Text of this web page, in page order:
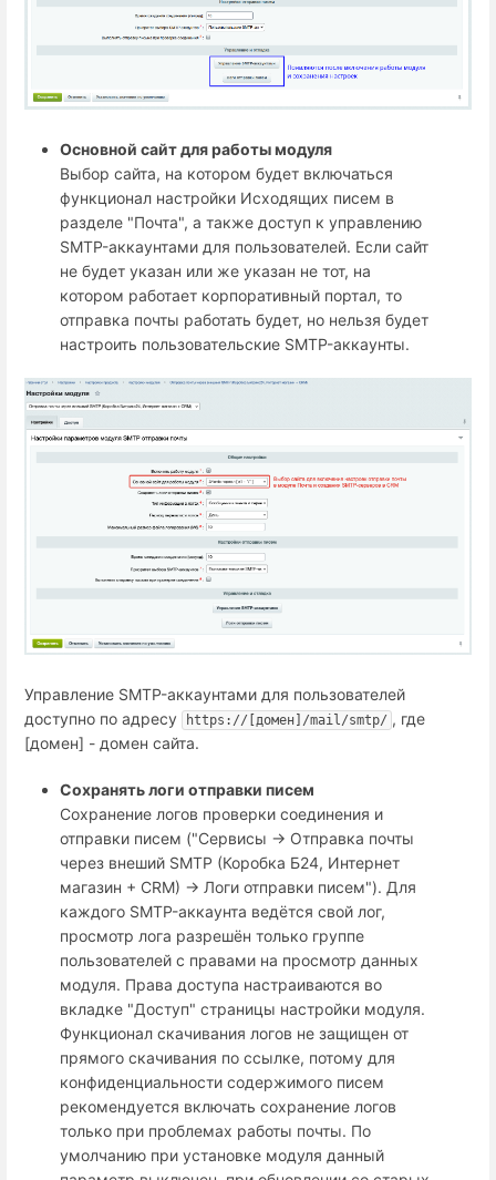
Основной сайт для работы модуля
Выбор сайта, на котором будет включаться
функционал настройки Исходящих писем в
разделе "Почта", а также доступ к управлению
SMTP-аккаунтами для пользователей. Если сайт
не будет указан или же указан не тот, на
котором работает корпоративный портал, то
отправка почты работать будет, но нельзя будет
настроить пользовательские SMTP-аккаунты.
Управление SMTP-аккаунтами для пользователей
доступно по адресу
https://[домен]/mail/smtp/ , где
[домен] - домен сайта.
Сохранять логи отправки писем
Сохранение логов проверки соединения и
отправки писем ("Сервисы → Отправка почты
через внеший SMTP (Коробка Б24, Интернет
магазин + СRM) → Логи отправки писем"). Для
каждого SMTP-аккаунта ведётся свой лог,
просмотр лога разрешён только группе
пользователей с правами на просмотр данных
модуля. Права доступа настраиваются во
вкладке "Доступ" страницы настройки модуля.
Функционал скачивания логов не защищен от
прямого скачивания по ссылке, потому для
конфиденциальности содержимого писем
рекомендуется включать сохранение логов
только при проблемах работы почты. По
умолчанию при установке модуля данный